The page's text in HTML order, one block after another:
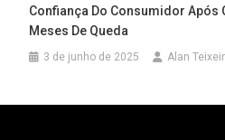
Confiança Do Consumidor Após
Meses De Queda
3 de junho de 2025 Alan